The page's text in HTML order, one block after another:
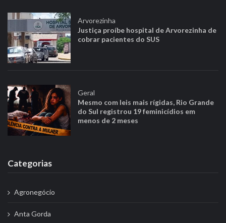
Arvorezinha
Justiça proíbe hospital de Arvorezinha de
cobrar pacientes do SUS
Geral
Mesmo com leis mais rígidas, Rio Grande
do Sul registrou 19 feminicídios em
menos de 2 meses
Categorias
Agronegócio
Anta Gorda